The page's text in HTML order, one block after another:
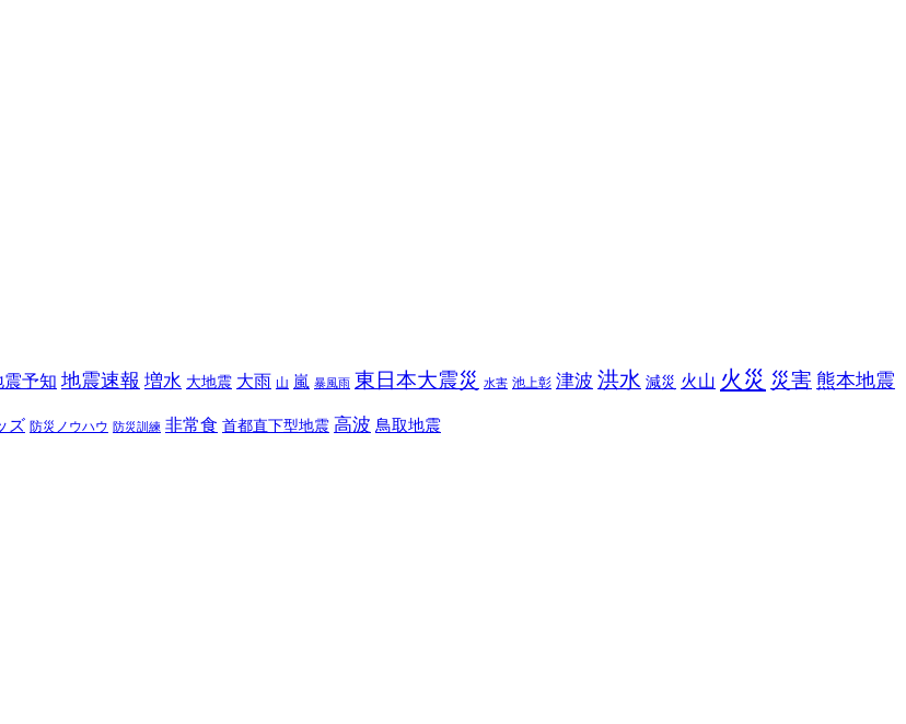
震予知 地震速報 増水 大地震 大雨 山 嵐 暴風雨 東日本大震災 水害 池上彰 津波 洪水 減災 火山 火災 災害 熊本地震
ズ 防災ノウハウ 防災訓練 非常食 首都直下型地震 高波 鳥取地震